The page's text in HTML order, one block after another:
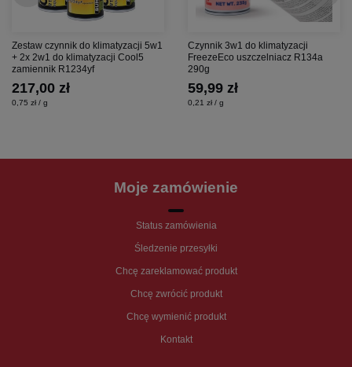
Zestaw czynnik do klimatyzacji 5w1
+ 2x 2w1 do klimatyzacji Cool5
zamiennik R1234yf
217,00 zł
0,75 zł / g
Czynnik 3w1 do klimatyzacji
FreezeEco uszczelniacz R134a
290g
59,99 zł
0,21 zł / g
Moje zamówienie
Status zamówienia
Śledzenie przesyłki
Chcę zareklamować produkt
Chcę zwrócić produkt
Chcę wymienić produkt
Kontakt